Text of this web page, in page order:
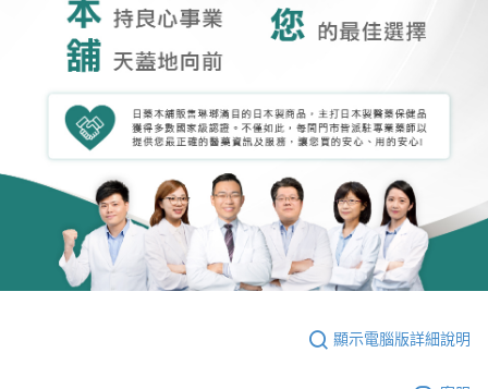
顯示電腦版詳細說明